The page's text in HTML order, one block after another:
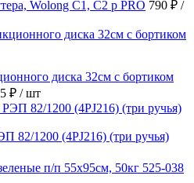
Wolong С1, С2 p PRO 790 ₽ /
диска 32см с бортиком
₽ / шт
82/1200 (4PJ216) (три ручья)